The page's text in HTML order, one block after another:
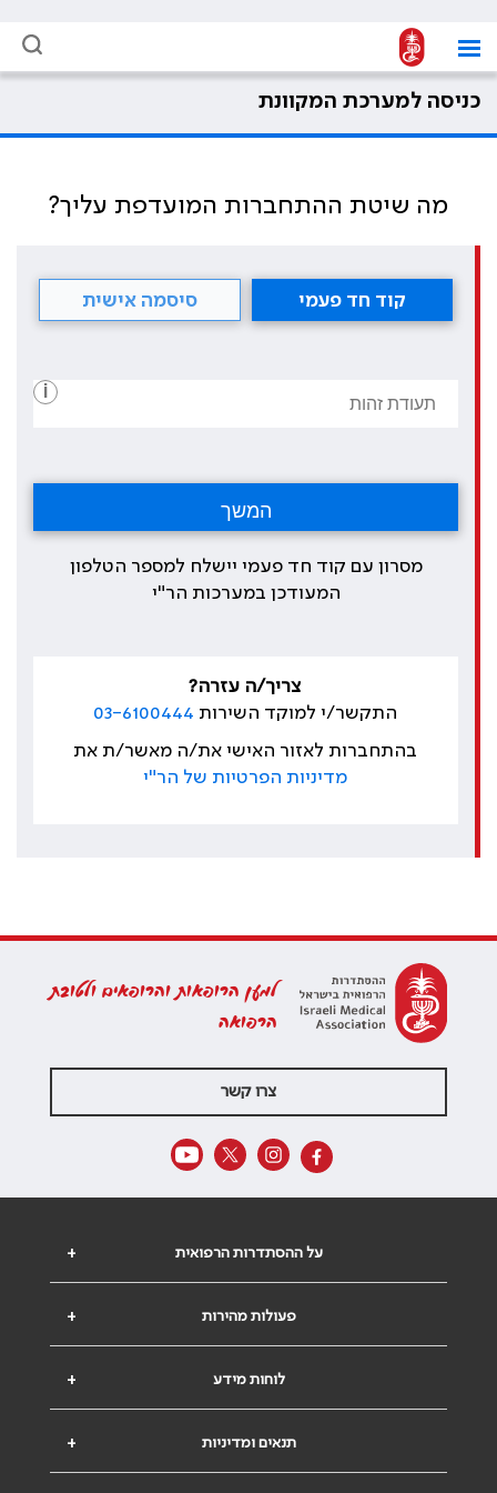
כניסה למערכת המקוונת
מה שיטת ההתחברות המועדפת עליך?
קוד חד פעמי סיסמה אישית
i
מסרון עם קוד חד פעמי יישלח למספר הטלפון
המעודכן במערכות הר"י
צריך/ה עזרה?
התקשר/י למוקד השירות 03-6100444
בהתחברות לאזור האישי את/ה מאשר/ת את
מדיניות הפרטיות של הר"י
למען הרופאות והרופאים ולטובת
הרפואה
צרו קשר
+ על ההסתדרות הרפואית
+ פעולות מהירות
+ לוחות מידע
+ תנאים ומדיניות